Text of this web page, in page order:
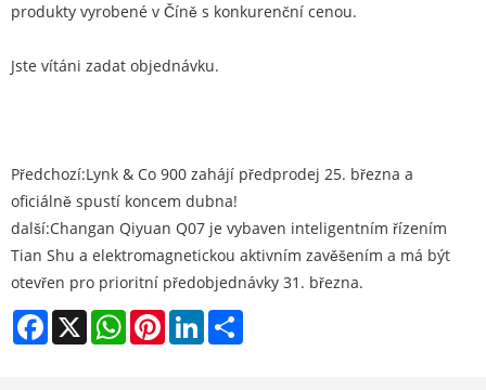
produkty vyrobené v Číně s konkurenční cenou.
Jste vítáni zadat objednávku.
Předchozí:Lynk & Co 900 zahájí předprodej 25. března a
oficiálně spustí koncem dubna!
další:Changan Qiyuan Q07 je vybaven inteligentním řízením
Tian Shu a elektromagnetickou aktivním zavěšením a má být
otevřen pro prioritní předobjednávky 31. března.
Facebook
X WhatsAppPinterestLinkedIn